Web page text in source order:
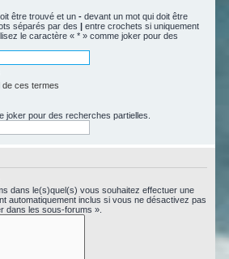
être trouvé et un - devant un mot qui doit être
séparés par des | entre crochets si uniquement
le caractère « * » comme joker pour des
de ces termes
joker pour des recherches partielles.
dans le(s)quel(s) vous souhaitez effectuer une
automatiquement inclus si vous ne désactivez pas
dans les sous-forums ».